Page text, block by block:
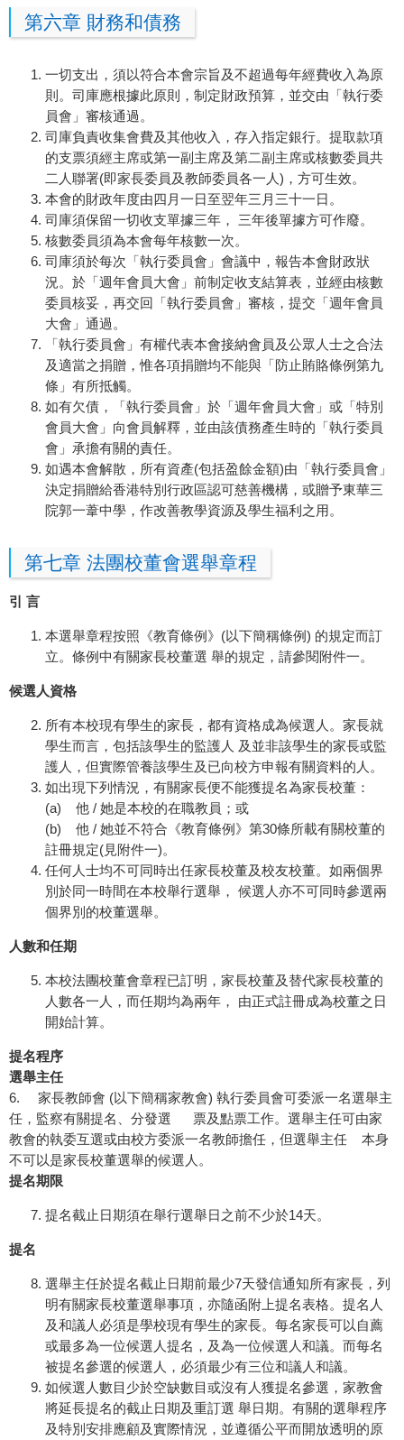
第六章 財務和債務
一切支出，須以符合本會宗旨及不超過每年經費收入為原
則。司庫應根據此原則，制定財政預算，並交由「執行委
員會」審核通過。
司庫負責收集會費及其他收入，存入指定銀行。提取款項
的支票須經主席或第一副主席及第二副主席或核數委員共
二人聯署(即家長委員及教師委員各一人)，方可生效。
本會的財政年度由四月一日至翌年三月三十一日。
司庫須保留一切收支單據三年， 三年後單據方可作廢。
核數委員須為本會每年核數一次。
司庫須於每次「執行委員會」會議中，報告本會財政狀
況。於「週年會員大會」前制定收支結算表，並經由核數
委員核妥，再交回「執行委員會」審核，提交「週年會員
大會」通過。
「執行委員會」有權代表本會接納會員及公眾人士之合法
及適當之捐贈，惟各項捐贈均不能與「防止賄賂條例第九
條」有所抵觸。
如有欠債，「執行委員會」於「週年會員大會」或「特別
會員大會」向會員解釋，並由該債務產生時的「執行委員
會」承擔有關的責任。
如遇本會解散，所有資產(包括盈餘金額)由「執行委員會」
決定捐贈給香港特別行政區認可慈善機構，或贈予東華三
院郭一葦中學，作改善教學資源及學生福利之用。
第七章 法團校董會選舉章程
引 言
本選舉章程按照《教育條例》(以下簡稱條例) 的規定而訂
立。條例中有關家長校董選 舉的規定，請參閱附件一。
候選人資格
所有本校現有學生的家長，都有資格成為候選人。家長就
學生而言，包括該學生的監護人 及並非該學生的家長或監
護人，但實際管養該學生及已向校方申報有關資料的人。
如出現下列情況，有關家長便不能獲提名為家長校董：
(a) 他 / 她是本校的在職教員；或
(b) 他 / 她並不符合《教育條例》第30條所載有關校董的
註冊規定(見附件一)。
任何人士均不可同時出任家長校董及校友校董。如兩個界
別於同一時間在本校舉行選舉， 候選人亦不可同時參選兩
個界別的校董選舉。
人數和任期
本校法團校董會章程已訂明，家長校董及替代家長校董的
人數各一人，而任期均為兩年， 由正式註冊成為校董之日
開始計算。
提名程序
選舉主任
6. 家長教師會 (以下簡稱家教會) 執行委員會可委派一名選舉主
任，監察有關提名、分發選 票及點票工作。選舉主任可由家
教會的執委互選或由校方委派一名教師擔任，但選舉主任 本身
不可以是家長校董選舉的候選人。
提名期限
提名截止日期須在舉行選舉日之前不少於14天。
提名
選舉主任於提名截止日期前最少7天發信通知所有家長，列
明有關家長校董選舉事項，亦隨函附上提名表格。提名人
及和議人必須是學校現有學生的家長。每名家長可以自薦
或最多為一位候選人提名，及為一位候選人和議。而每名
被提名參選的候選人，必須最少有三位和議人和議。
如候選人數目少於空缺數目或沒有人獲提名參選，家教會
將延長提名的截止日期及重訂選 舉日期。有關的選舉程序
及特別安排應顧及實際情況，並遵循公平而開放透明的原